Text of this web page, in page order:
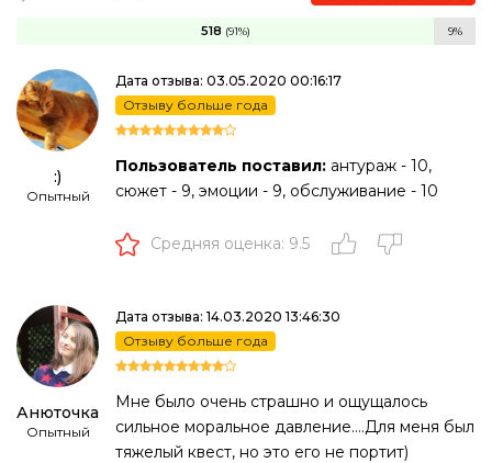
518 (91%) 9%
:)
Опытный
Дата отзыва: 03.05.2020 00:16:17
Отзыву больше года
Пользователь поставил: антураж - 10,
сюжет - 9, эмоции - 9, обслуживание - 10
Средняя оценка: 9.5
Анюточка
Опытный
Дата отзыва: 14.03.2020 13:46:30
Отзыву больше года
Мне было очень страшно и ощущалось
сильное моральное давление....Для меня был
тяжелый квест, но это его не портит)